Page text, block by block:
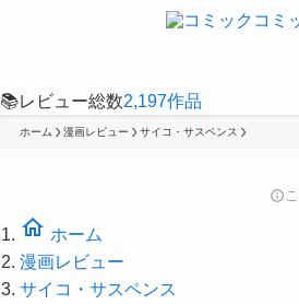
📚レビュー総数2,197作品
ホーム 漫画レビュー サイコ・サスペンス
info
home ホーム
漫画レビュー
サイコ・サスペンス